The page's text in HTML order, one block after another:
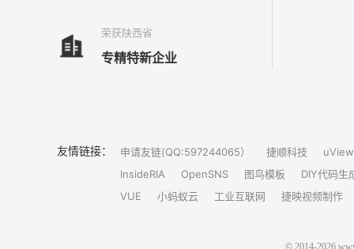
荣获陕西省
专精特新企业
友情链接： 申请友链(QQ:597244065） 捷顺科技
uView
InsideRIA
OpenSNS 图鸟模板
DIY代码生
VUE
小蚂蚁云 工业互联网 捷映视频制作
© 2014-2026